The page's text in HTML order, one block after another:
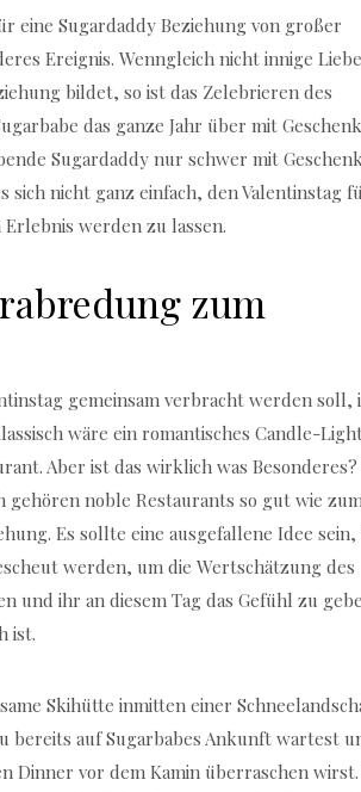
eine Sugardaddy Beziehung von großer
Ereignis. Wenngleich nicht innige Liebe
bildet, so ist das Zelebrieren des
das ganze Jahr über mit
Sugardaddy nur schwer mit
nicht ganz einfach, den Valentinstag
werden zu lassen.
zum
gemeinsam verbracht werden soll,
wäre ein romantisches Candle-
Aber ist das wirklich was
noble Restaurants so gut wie
Es sollte eine ausgefallene Idee sein,
werden, um die Wertschätzung des
und ihr an diesem Tag das Gefühl zu
ist.
Skihütte inmitten einer
bereits auf Sugarbabes Ankunft wartest
Dinner vor dem Kamin überraschen wirst.